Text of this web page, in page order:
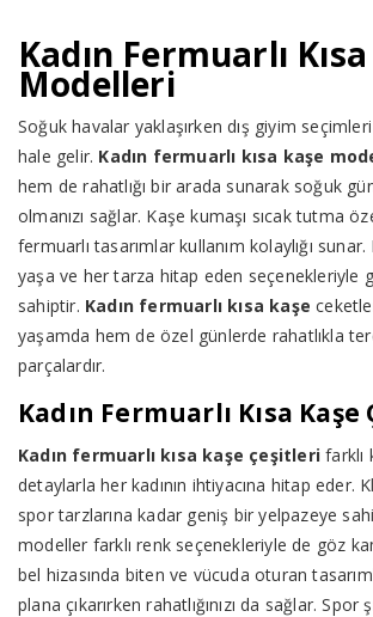
Kadın Fermuarlı
Modelleri
Soğuk havalar yaklaşırken dış giyim
hale gelir. Kadın fermuarlı kısa kaşe
hem de rahatlığı bir arada sunarak soğuk
olmanızı sağlar. Kaşe kumaşı sıcak tutma
fermuarlı tasarımlar kullanım kolaylığı
yaşa ve her tarza hitap eden seçenekleriyle
sahiptir. Kadın fermuarlı kısa kaşe
yaşamda hem de özel günlerde rahatlıkla
parçalardır.
Kadın Fermuarlı Kısa
Kadın fermuarlı kısa kaşe çeşitleri farklı
detaylarla her kadının ihtiyacına hitap eder.
spor tarzlarına kadar geniş bir yelpazeye
modeller farklı renk seçenekleriyle de göz
bel hizasında biten ve vücuda oturan
plana çıkarırken rahatlığınızı da sağlar. Spor